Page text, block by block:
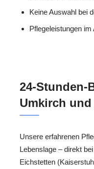
Keine Auswahl bei
Pflegeleistungen
24-Stunden-
Umkirch
Unsere erfahrenen
Lebenslage – direkt
Eichstetten